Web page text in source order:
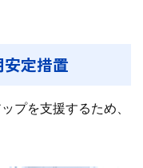
定措置
プを支援するため、